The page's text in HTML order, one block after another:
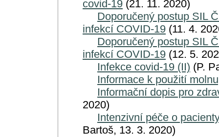
covid-19 (21. 11. 2020)
Doporučený postup SIL
infekcí COVID-19 (11. 4.
Doporučený postup SIL
infekcí COVID-19 (12. 5.
Infekce covid-19 (II) (P.
Informace k použití
Informační dopis pro
2020)
Intenzivní péče o
Bartoš, 13. 3. 2020)